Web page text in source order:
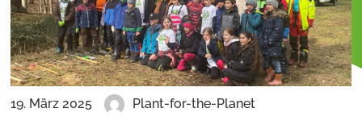
19. März 2025 Plant-for-the-Planet